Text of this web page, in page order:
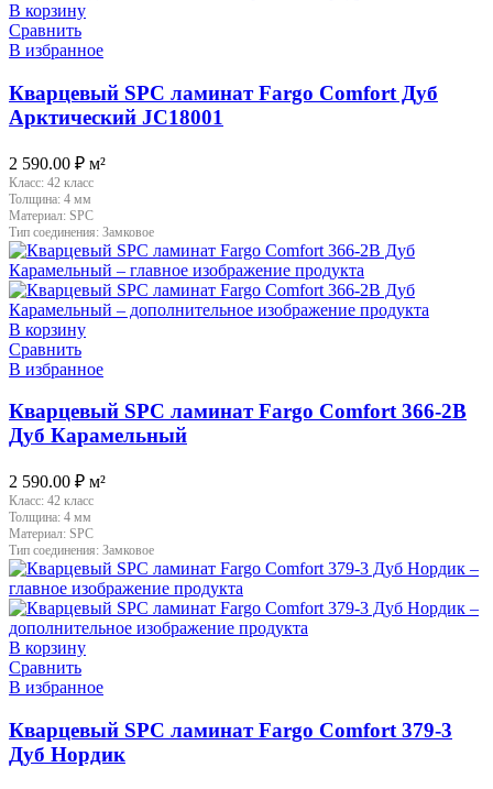
В корзину
Сравнить
В избранное
Кварцевый SPC ламинат Fargo Comfort Дуб
Арктический JC18001
2 590.00 ₽ м²
Класс: 42 класс
Толщина: 4 мм
Материал: SPC
Тип соединения: Замковое
В корзину
Сравнить
В избранное
Кварцевый SPC ламинат Fargo Comfort 366-2B
Дуб Карамельный
2 590.00 ₽ м²
Класс: 42 класс
Толщина: 4 мм
Материал: SPC
Тип соединения: Замковое
В корзину
Сравнить
В избранное
Кварцевый SPC ламинат Fargo Comfort 379-3
Дуб Нордик